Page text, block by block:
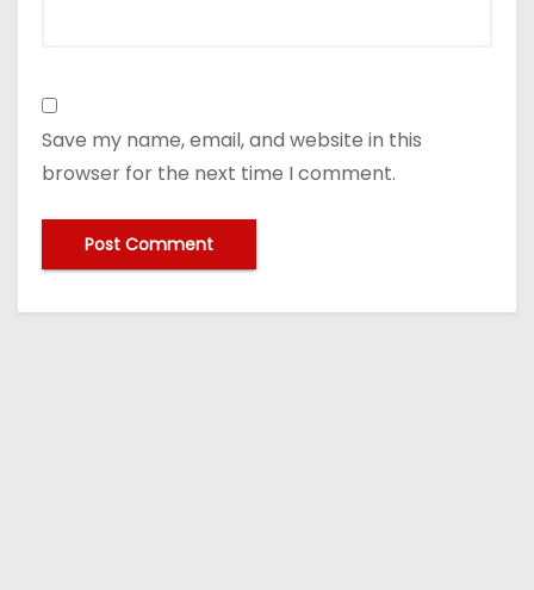
Save my name, email, and website in this
browser for the next time I comment.